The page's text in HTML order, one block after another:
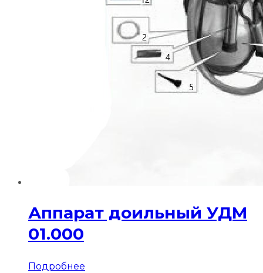
Аппарат доильный УДМ
01.000
Подробнее